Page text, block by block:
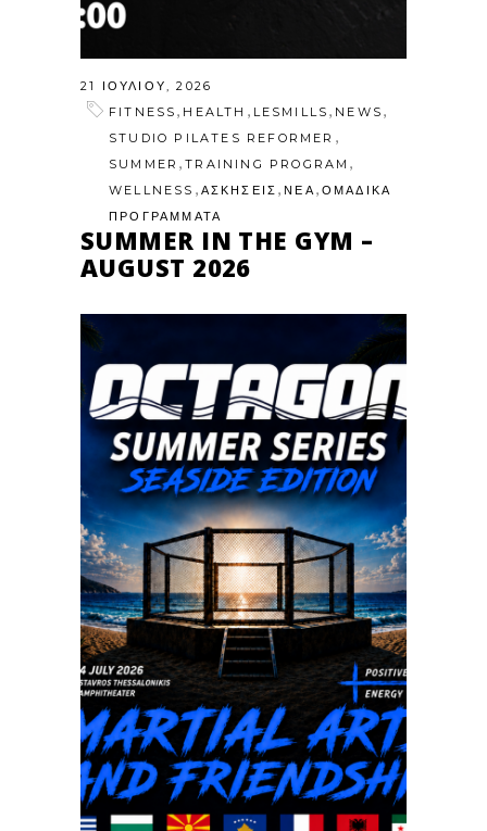
21 ΙΟΥΛΊΟΥ, 2026
FITNESS , HEALTH , LESMILLS , NEWS ,
STUDIO PILATES REFORMER ,
SUMMER ,TRAINING PROGRAM ,
WELLNESS , ΑΣΚΗΣΕΙΣ ,ΝΕΑ , ΟΜΑΔΙΚΑ
ΠΡΟΓΡΑΜΜΑΤΑ
SUMMER IN THE GYM –
AUGUST 2026